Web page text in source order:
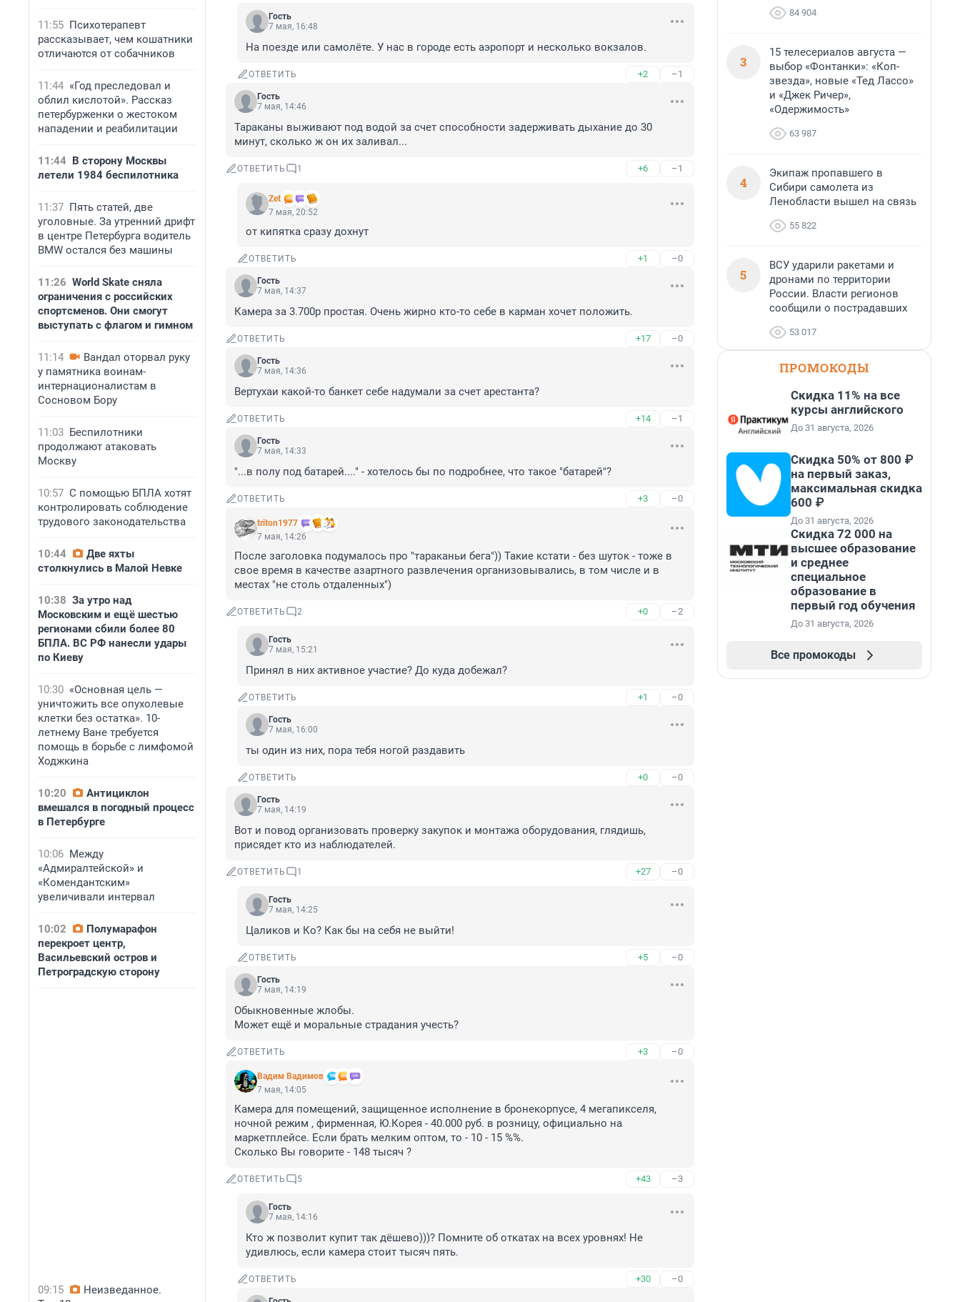
11:55 Психотерапевт
рассказывает, чем кошатники
отличаются от собачников
11:44 «Год преследовал и
облил кислотой». Рассказ
петербурженки о жестоком
нападении и реабилитации
11:44 В сторону Москвы
летели 1984 беспилотника
11:37 Пять статей, две
уголовные. За утренний дрифт
в центре Петербурга водитель
BMW остался без машины
11:26 World Skate сняла
ограничения с российских
спортсменов. Они смогут
выступать с флагом и гимном
11:14
Вандал оторвал руку
у памятника воинам-
интернационалистам в
Сосновом Бору
11:03 Беспилотники
продолжают атаковать
Москву
10:57 С помощью БПЛА хотят
контролировать соблюдение
трудового законодательства
10:44
Две яхты
столкнулись в Малой Невке
10:38 За утро над
Московским и ещё шестью
регионами сбили более 80
БПЛА. ВС РФ нанесли удары
по Киеву
10:30 «Основная цель —
уничтожить все опухолевые
клетки без остатка». 10-
летнему Ване требуется
помощь в борьбе с лимфомой
Ходжкина
10:20
Антициклон
вмешался в погодный процесс
в Петербурге
10:06 Между
«Адмиралтейской» и
«Комендантским»
увеличивали интервал
10:02
Полумарафон
перекроет центр,
Васильевский остров и
Петроградскую сторону
09:15
Неизведанное.
Гость
7 мая, 16:48
На поезде или самолёте. У нас в городе есть аэропорт и несколько вокзалов.
ОТВЕТИТЬ +2 –1
Гость
7 мая, 14:46
Тараканы выживают под водой за счет способности задерживать дыхание до 30
минут, сколько ж он их заливал...
ОТВЕТИТЬ 1 +6 –1
Zet
7 мая, 20:52
от кипятка сразу дохнут
ОТВЕТИТЬ +1 –0
Гость
7 мая, 14:37
Камера за 3.700р простая. Очень жирно кто-то себе в карман хочет положить.
ОТВЕТИТЬ +17 –0
Гость
7 мая, 14:36
Вертухаи какой-то банкет себе надумали за счет арестанта?
ОТВЕТИТЬ +14 –1
Гость
7 мая, 14:33
"...в полу под батарей...." - хотелось бы по подробнее, что такое "батарей"?
ОТВЕТИТЬ +3 –0
triton1977
7 мая, 14:26
После заголовка подумалось про "тараканьи бега")) Такие кстати - без шуток - тоже в
свое время в качестве азартного развлечения организовывались, в том числе и в
местах "не столь отдаленных")
ОТВЕТИТЬ 2 +0 –2
Гость
7 мая, 15:21
Принял в них активное участие? До куда добежал?
ОТВЕТИТЬ +1 –0
Гость
7 мая, 16:00
ты один из них, пора тебя ногой раздавить
ОТВЕТИТЬ +0 –0
Гость
7 мая, 14:19
Вот и повод организовать проверку закупок и монтажа оборудования, глядишь,
присядет кто из наблюдателей.
ОТВЕТИТЬ 1 +27 –0
Гость
7 мая, 14:25
Цаликов и Ко? Как бы на себя не выйти!
ОТВЕТИТЬ +5 –0
Гость
7 мая, 14:19
Обыкновенные жлобы.
Может ещё и моральные страдания учесть?
ОТВЕТИТЬ +3 –0
Вадим Вадимов
7 мая, 14:05
Камера для помещений, защищенное исполнение в бронекорпусе, 4 мегапикселя,
ночной режим , фирменная, Ю.Корея - 40.000 руб. в розницу, официально на
маркетплейсе. Если брать мелким оптом, то - 10 - 15 %%.
Сколько Вы говорите - 148 тысяч ?
ОТВЕТИТЬ 5 +43 –3
Гость
7 мая, 14:16
Кто ж позволит купит так дёшево)))? Помните об откатах на всех уровнях! Не
удивлюсь, если камера стоит тысяч пять.
ОТВЕТИТЬ +30 –0
84 904
3
15 телесериалов августа —
выбор «Фонтанки»: «Коп-
звезда», новые «Тед Лассо»
и «Джек Ричер»,
«Одержимость»
63 987
4
Экипаж пропавшего в
Сибири самолета из
Ленобласти вышел на связь
55 822
5
ВСУ ударили ракетами и
дронами по территории
России. Власти регионов
сообщили о пострадавших
53 017
ПРОМОКОДЫ
Скидка 11% на все
курсы английского
До 31 августа, 2026
Скидка 50% от 800 ₽
на первый заказ,
максимальная скидка
600 ₽
До 31 августа, 2026
Скидка 72 000 на
высшее образование
и среднее
специальное
образование в
первый год обучения
До 31 августа, 2026
Все промокоды